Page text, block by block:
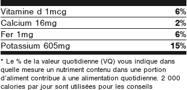
Vitamine d 1mcg
6%
Calcium 16mg
2%
Fer 1mg
6%
Potassium 605mg
15%
* Le % de la valeur quotidienne (VQ) vous indique dans
quelle mesure un nutriment contenu dans une portion
d’aliment contribue à une alimentation quotidienne. 2 000
calories par jour sont utilisées pour les conseils